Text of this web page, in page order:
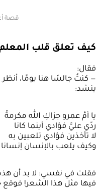
قصة
كيف تعلق قلب المعلم
فقال:
— كنتُ جالسًا هنا يومًا،
ينشد:
يا أمَّ عمرو جزاكِ الله مكرمةً
ردّي عليَّ فؤادي أينما كانا
لا تأخذين فؤادي تلعبين به
وكيف يلعب بالإنسان إنسانا
فقلت في نفسي: لا بد أن هذه
فيها مثل هذا الشعر! فوقع